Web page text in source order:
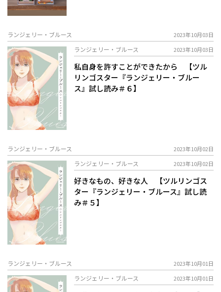
ランジェリー・ブルース 2023年10月03日
ランジェリー・ブルース 2023年10月03日
私自身を許すことができたから 【ツル
リンゴスター『ランジェリー・ブルー
ス』試し読み＃６】
ランジェリー・ブルース 2023年10月02日
ランジェリー・ブルース 2023年10月02日
好きなもの、好きな人 【ツルリンゴス
ター『ランジェリー・ブルース』試し読
み＃５】
ランジェリー・ブルース 2023年10月01日
ランジェリー・ブルース 2023年10月01日